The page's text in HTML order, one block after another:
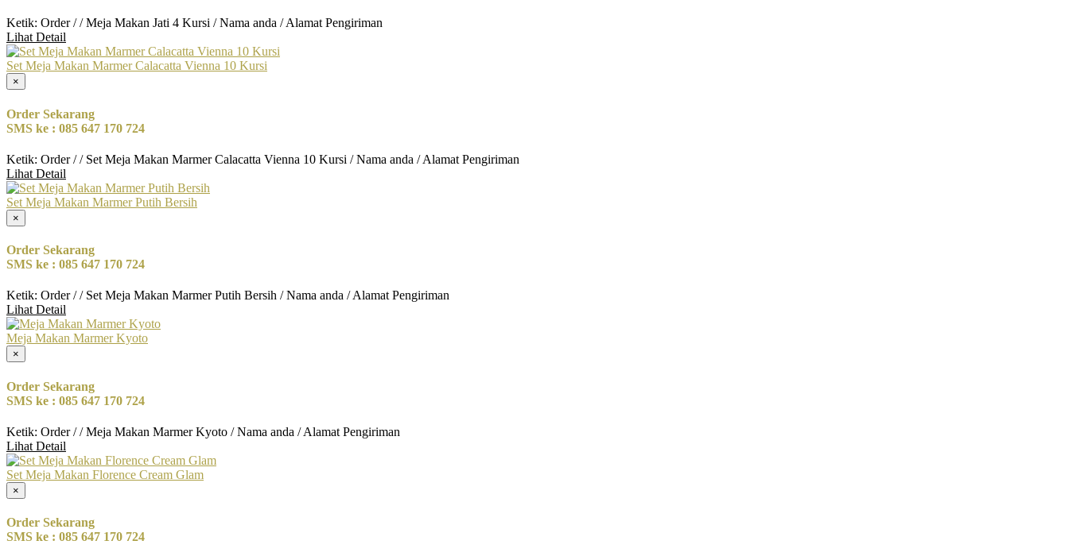
Ketik: Order / / Meja Makan Jati 4 Kursi / Nama anda / Alamat Pengiriman
Lihat Detail
Set Meja Makan Marmer Calacatta Vienna 10 Kursi
×
Order Sekarang
SMS ke : 085 647 170 724
Ketik: Order / / Set Meja Makan Marmer Calacatta Vienna 10 Kursi / Nama anda / Alamat Pengiriman
Lihat Detail
Set Meja Makan Marmer Putih Bersih
×
Order Sekarang
SMS ke : 085 647 170 724
Ketik: Order / / Set Meja Makan Marmer Putih Bersih / Nama anda / Alamat Pengiriman
Lihat Detail
Meja Makan Marmer Kyoto
×
Order Sekarang
SMS ke : 085 647 170 724
Ketik: Order / / Meja Makan Marmer Kyoto / Nama anda / Alamat Pengiriman
Lihat Detail
Set Meja Makan Florence Cream Glam
×
Order Sekarang
SMS ke : 085 647 170 724